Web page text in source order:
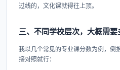
过线的，文化课就得往上顶。
三、不同学校层次，大概需
我以几个常见的专业课分数为例，倒
接对照就行：